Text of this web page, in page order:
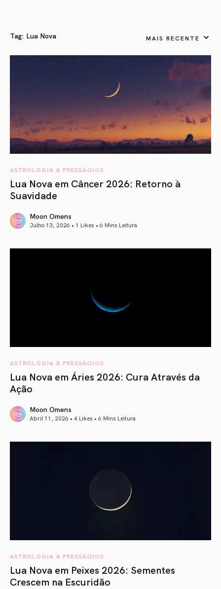
Tag: Lua Nova MAIS RECENTE
ASTROLOGIA & PRESSÁGIOS
Lua Nova em Câncer 2026: Retorno à
Suavidade
Moon Omens
Julho 13, 2026 • 1 Likes • 6 Mins Leitura
ASTROLOGIA & PRESSÁGIOS
Lua Nova em Áries 2026: Cura Através da
Ação
Moon Omens
Abril 11, 2026 • 4 Likes • 6 Mins Leitura
ASTROLOGIA & PRESSÁGIOS
Lua Nova em Peixes 2026: Sementes
Crescem na Escuridão